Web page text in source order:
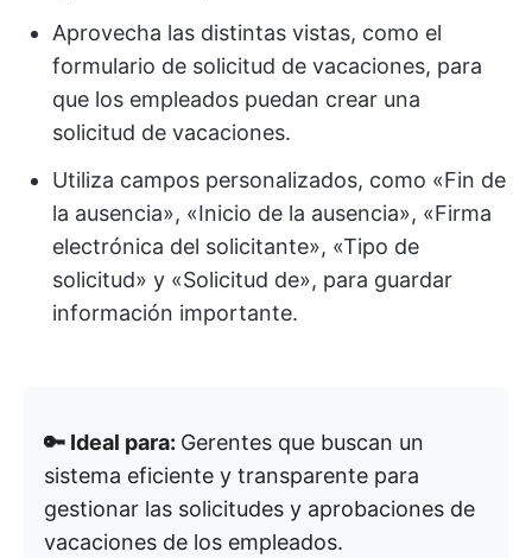
Aprovecha las distintas vistas, como el
formulario de solicitud de vacaciones, para
que los empleados puedan crear una
solicitud de vacaciones.
Utiliza campos personalizados, como «Fin de
la ausencia», «Inicio de la ausencia», «Firma
electrónica del solicitante», «Tipo de
solicitud» y «Solicitud de», para guardar
información importante.
🔑 Ideal para: Gerentes que buscan un
sistema eficiente y transparente para
gestionar las solicitudes y aprobaciones de
vacaciones de los empleados.